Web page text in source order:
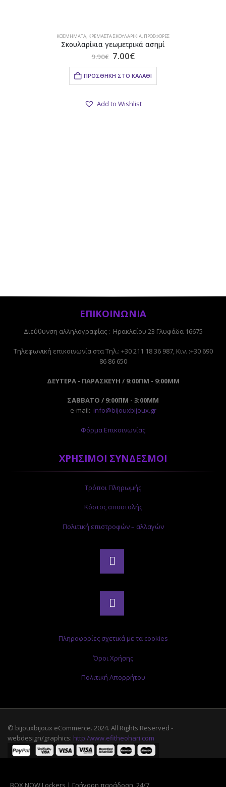
ΚΟΣΜΉΜΑΤΑ, ΚΡΕΜΑΣΤΆ ΣΚΟΥΛΑΡΊΚΙΑ, ΠΡΟΣΦΟΡΕΣ
Σκουλαρίκια γεωμετρικά ασημί
9.90€ Original
was:
9.90€.
7.00€Η
τιμή
είναι:
7.00€.
ΠΡΟΣΘΉΚΗ ΣΤΟ ΚΑΛΆΘΙ
Add to Wishlist
ΕΠΙΚΟΙΝΩΝΙΑ
Διεύθυνση αλληλογραφίας : Ηρακλείου 23 Γλυφάδα 16675
Tηλεφωνική επικοινωνία στα Τηλ.: +30 211 18 36 987, Κιν. :+30 690
86 86 650
ΔΕΥΤΕΡΑ - ΠΑΡΑΣΚΕΥΗ / 9:00ΠΜ - 9:00ΜΜ
ΣΑΒΒΑΤΟ / 9:00ΠΜ - 3:00ΜΜ
e-mail: info@bijouxbijoux.gr
Φόρμα Επικοινωνίας
ΧΡΗΣΙΜΟΙ ΣΥΝΔΕΣΜΟΙ
Τρόποι Πληρωμής
Κόστος αποστολής
Πολιτική επιστροφών – αλλαγών
Πληροφορίες σχετικά με τα cookies
Όροι Χρήσης
Πολιτική Απορρήτου
© bijouxbijoux eCommerce. 2024. All Rights Reserved -
webdesign/graphics: http:/www.efitheohari.com
BOX NOW Lockers | Γρήγορη παράδοση, 24/7